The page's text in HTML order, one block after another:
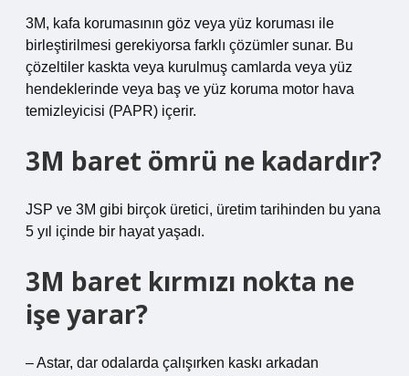
3M, kafa korumasının göz veya yüz koruması ile
birleştirilmesi gerekiyorsa farklı çözümler sunar. Bu
çözeltiler kaskta veya kurulmuş camlarda veya yüz
hendeklerinde veya baş ve yüz koruma motor hava
temizleyicisi (PAPR) içerir.
3M baret ömrü ne kadardır?
JSP ve 3M gibi birçok üretici, üretim tarihinden bu yana
5 yıl içinde bir hayat yaşadı.
3M baret kırmızı nokta ne
işe yarar?
– Astar, dar odalarda çalışırken kaskı arkadan